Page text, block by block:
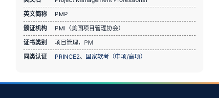
英文简称
PMP
颁证机构
PMI（美国项目管理协会）
证书类别
项目管理，PM
同类认证
PRINCE2、 国家软考（中项/高项）